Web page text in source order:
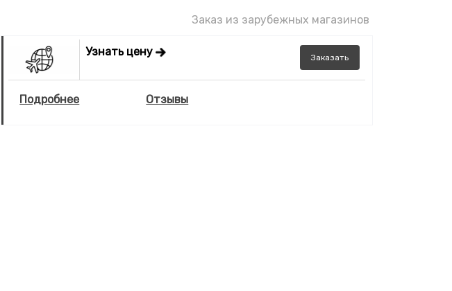
Заказ из зарубежных магазинов
Узнать цену Заказать
Подробнее Отзывы